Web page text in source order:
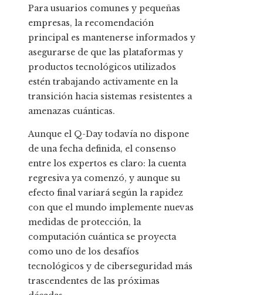
Para usuarios comunes y pequeñas
empresas, la recomendación
principal es mantenerse informados y
asegurarse de que las plataformas y
productos tecnológicos utilizados
estén trabajando activamente en la
transición hacia sistemas resistentes a
amenazas cuánticas.
Aunque el Q-Day todavía no dispone
de una fecha definida, el consenso
entre los expertos es claro: la cuenta
regresiva ya comenzó, y aunque su
efecto final variará según la rapidez
con que el mundo implemente nuevas
medidas de protección, la
computación cuántica se proyecta
como uno de los desafíos
tecnológicos y de ciberseguridad más
trascendentes de las próximas